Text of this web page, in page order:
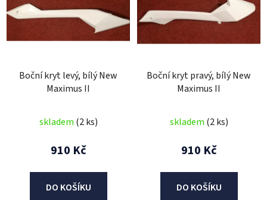
i
Boční kryt levý, bílý New
Maximus II
skladem (2 ks)
910 Kč
DO KOŠÍKU
Boční kryt pravý, bílý New
Maximus II
skladem (2 ks)
910 Kč
DO KOŠÍKU